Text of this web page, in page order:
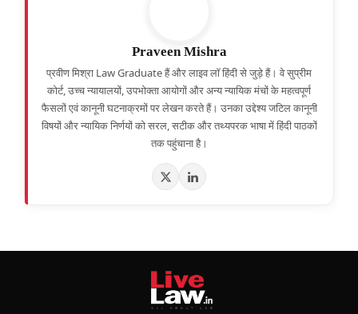
Praveen Mishra
प्रवीण मिश्रा Law Graduate हैं और लाइव लॉ हिंदी से जुड़े हैं। वे सुप्रीम
कोर्ट, उच्च न्यायालयों, उपभोक्ता आयोगों और अन्य न्यायिक मंचों के महत्वपूर्ण
फैसलों एवं कानूनी घटनाक्रमों पर लेखन करते हैं। उनका उद्देश्य जटिल कानूनी
विषयों और न्यायिक निर्णयों को सरल, सटीक और तथ्यपरक भाषा में हिंदी पाठकों
तक पहुंचाना है।